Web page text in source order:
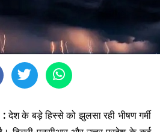
:देश के बड़े हिस्से को झुलसा रही भीषण गर्मी